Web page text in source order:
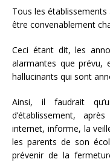
Tous les
être convenablement
Ceci étant dit, les
alarmantes que prévu,
hallucinants qui sont
Ainsi, il faudrait
d’établissement,
internet, informe, la
les parents de son
prévenir de la